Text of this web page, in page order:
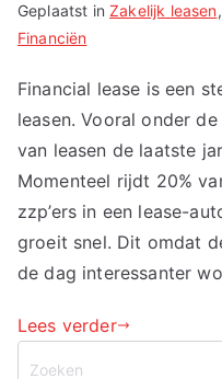
Geplaatst inZakelijk leasen,
Financiën
Financial lease is een
leasen. Vooral onder
van leasen de laatste
Momenteel rijdt 20%
zzp’ers in een lease-
groeit snel. Dit omdat
de dag interessanter
Lees verder